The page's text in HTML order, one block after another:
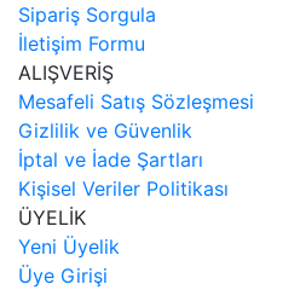
Sipariş Sorgula
İletişim Formu
ALIŞVERİŞ
Mesafeli Satış Sözleşmesi
Gizlilik ve Güvenlik
İptal ve İade Şartları
Kişisel Veriler Politikası
ÜYELİK
Yeni Üyelik
Üye Girişi